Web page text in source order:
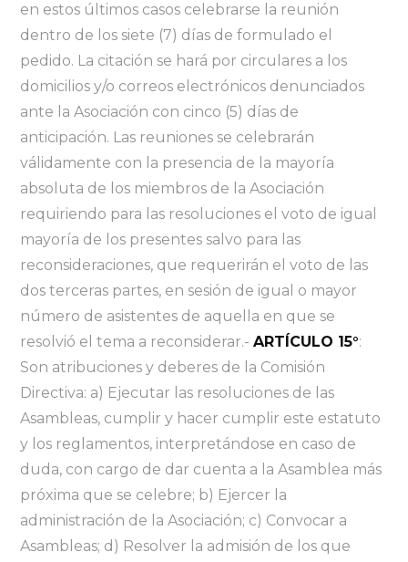
en estos últimos casos celebrarse la reunión
dentro de los siete (7) días de formulado el
pedido. La citación se hará por circulares a los
domicilios y/o correos electrónicos denunciados
ante la Asociación con cinco (5) días de
anticipación. Las reuniones se celebrarán
válidamente con la presencia de la mayoría
absoluta de los miembros de la Asociación
requiriendo para las resoluciones el voto de igual
mayoría de los presentes salvo para las
reconsideraciones, que requerirán el voto de las
dos terceras partes, en sesión de igual o mayor
número de asistentes de aquella en que se
resolvió el tema a reconsiderar.-ARTÍCULO 15°:
Son atribuciones y deberes de la Comisión
Directiva: a) Ejecutar las resoluciones de las
Asambleas, cumplir y hacer cumplir este estatuto
y los reglamentos, interpretándose en caso de
duda, con cargo de dar cuenta a la Asamblea más
próxima que se celebre; b) Ejercer la
administración de la Asociación; c) Convocar a
Asambleas; d) Resolver la admisión de los que